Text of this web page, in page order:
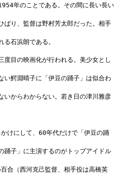
年のことである。その間に長い長い
ばり、監督は野村芳太郎だった。相手
石浜朗である。
度目の映画化が行われる。美少女とし
い鰐淵晴子に「伊豆の踊子」は似合わ
いからわからない。若き日の津川雅彦
けにして、60年代だけで「伊豆の踊
踊子」に主演するのがトップアイドル
合（西河克己監督、相手役は高橋英